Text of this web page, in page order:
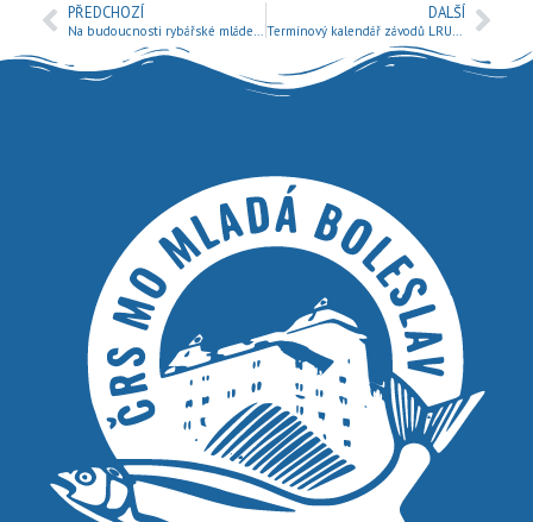
PŘEDCHOZÍ
Na budoucnosti rybářské mládeže je potřeba nadále pracovat.
DALŠÍ
Termínový kalendář závodů LRU plavaná 2016